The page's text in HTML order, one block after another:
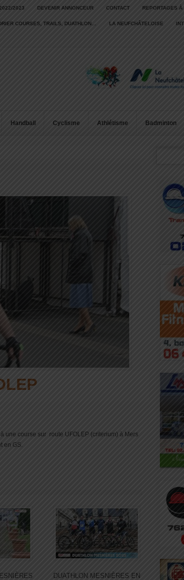
2023 DEVENIR ANNONCEUR CONTACT REPORTAGES À
COURSES, TRAILS, DUATHLON… LA NEUFCHÂTELOISE
Handball Cyclisme Athlétisme Badminton
une course sur route UFOLEP (criterium) à Mers
en GS.
DUATHLON MESNIÈRES EN